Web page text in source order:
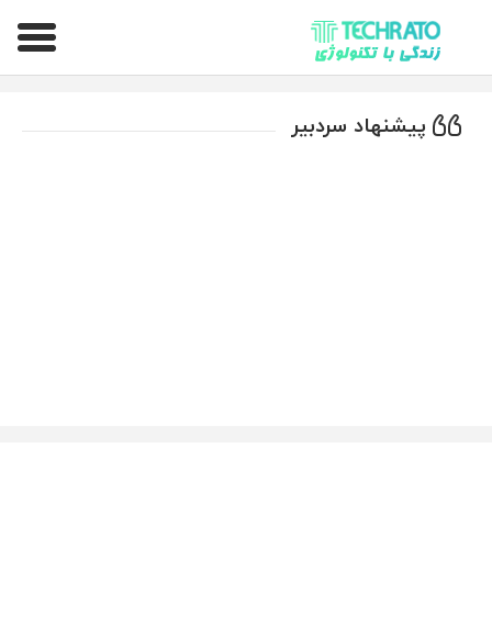
تکراتو – زندگی با تکنولوژی
پیشنهاد سردبیر